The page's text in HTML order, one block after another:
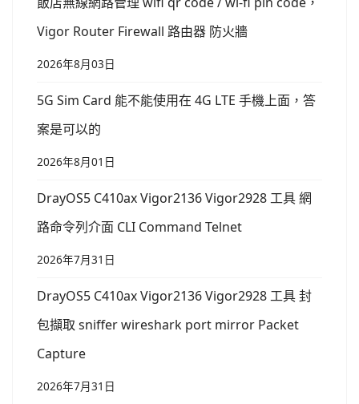
Vigor Router Firewall 路由器 防火牆
2026年8月03日
5G Sim Card 能不能使用在 4G LTE 手機上面，答
案是可以的
2026年8月01日
DrayOS5 C410ax Vigor2136 Vigor2928 工具 網
路命令列介面 CLI Command Telnet
2026年7月31日
DrayOS5 C410ax Vigor2136 Vigor2928 工具 封
包擷取 sniffer wireshark port mirror Packet
Capture
2026年7月31日